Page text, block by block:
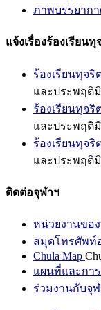
ภาพบรรยาก
แจ้งเรื่องร้องเรียนทุ
ร้องเรียนทุจ
และประพฤติ
ร้องเรียนทุจ
และประพฤติ
ร้องเรียนทุจ
และประพฤติ
ติดต่อจุฬาฯ
หน่วยงานขอ
สมุดโทรศัพท์
Chula Map
แผนที่และกา
ร่วมงานกับจุ